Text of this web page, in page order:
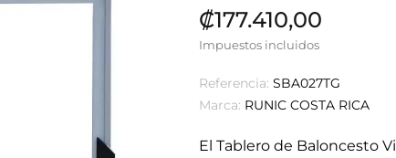
₡177.410,00
Impuestos incluidos
Referencia: SBA027TG
Marca: RUNIC COSTA RICA
El Tablero de Baloncesto